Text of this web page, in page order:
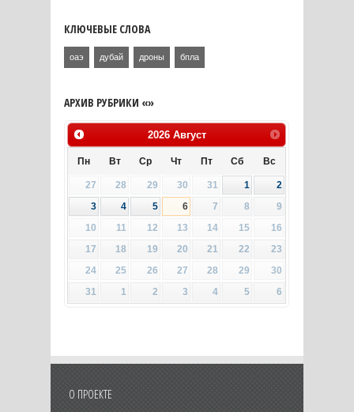
КЛЮЧЕВЫЕ СЛОВА
оаэ дубай дроны бпла
АРХИВ РУБРИКИ «»
2026 Август
Пн Вт Ср Чт Пт Сб Вс
27 28 29 30 31 1
2
3
4 5 6 7 8
9
10
11 12 13 14 15
16
17
18 19 20 21 22
23
24
25 26 27 28 29
30
31
1 2 3 4 5 6
О ПРОЕКТЕ